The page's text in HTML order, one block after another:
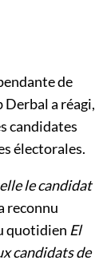
de
a réagi,
candidates
électorales.
le candidat
reconnu
quotidien El
candidats de